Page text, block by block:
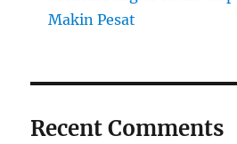
Makin Pesat
Recent Comments